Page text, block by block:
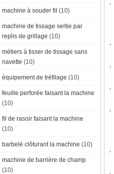
machine à souder fil (10)
machine de tissage sertie par
replis de grillage (10)
métiers à tisser de tissage sans
navette (10)
équipement de tréfilage (10)
feuille perforée faisant la machine
(10)
fil de rasoir faisant la machine
(10)
barbelé clôturant la machine (10)
machine de barrière de champ
(10)